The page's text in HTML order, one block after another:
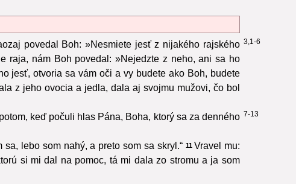
3,1-6
povedal Boh: »Nesmiete jesť z nijakého rajského
raja, nám Boh povedal: »Nejedzte z neho, ani sa ho
jesť, otvoria sa vám oči a vy budete ako Boh, budete
z jeho ovocia a jedla, dala aj svojmu mužovi, čo bol
7-13
keď počuli hlas Pána, Boha, ktorý sa za denného
lebo som nahý, a preto som sa skryl.“ 11 Vravel mu:
si mi dal na pomoc, tá mi dala zo stromu a ja som